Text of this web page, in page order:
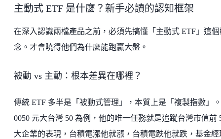
主動式 ETF 是什麼？新手必讀的認知框架
在深入認識兩檔產品之前，必須先搞懂「主動式 ETF」這個
念。才會曉得他們為什麼能跑贏大盤。
被動 vs 主動：根本差異在哪裡？
傳統 ETF 多半是「被動式管理」，本質上是「複製指數」
0050 元大台灣 50 為例，他的唯一任務就是追蹤台灣市值前
大企業的表現，台積電漲他就漲，台積電跌他就跌，基金經